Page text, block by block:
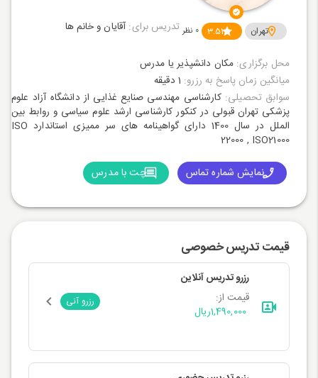
تهران 3.51
0 نظر تدریس برای: آقایان و خانم ها
محل برگزاری: مکان دانشپذیر یا مدرس
میانگین زمان پاسخ به رزرو: 1 دقیقه
سوابق تحصیلی:کارشناسی مهندسی صنایع غذایی از دانشگاه آزاد علوم
پزشکی تهران قبولی در کنکور کارشناسی ارشد علوم سیاسی و روابط بین
الملل در سال 1400 دارای گواهینامه های سر ممیزی استاندارد ISO
22000 , ISO21000
نمایش شماره تماس چت با مدرس
قیمت تدریس خصوصی
رزرو تدریس آنلاین
قیمت از:
1,490,000ریال
رزرو آنی